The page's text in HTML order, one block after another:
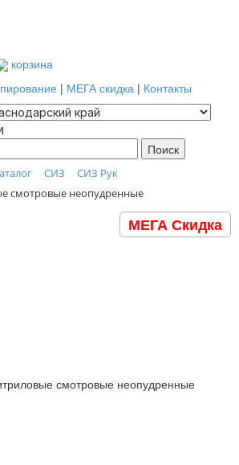
корзина
| МЕГА скидка | Контакты
СИЗ
СИЗ Рук
смотровые неопудренные
МЕГА Скидка